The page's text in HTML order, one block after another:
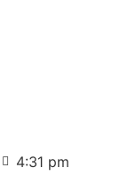
4:31 pm